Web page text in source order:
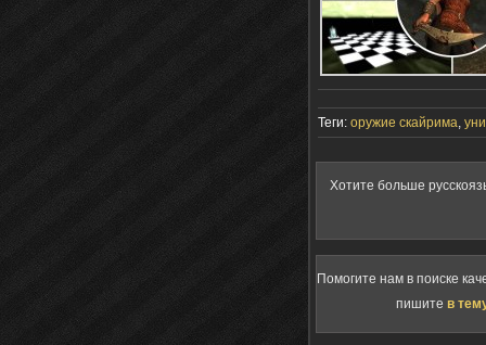
Теги: оружие скайрима,
Хотите больше
Помогите нам в поиске
пишите в